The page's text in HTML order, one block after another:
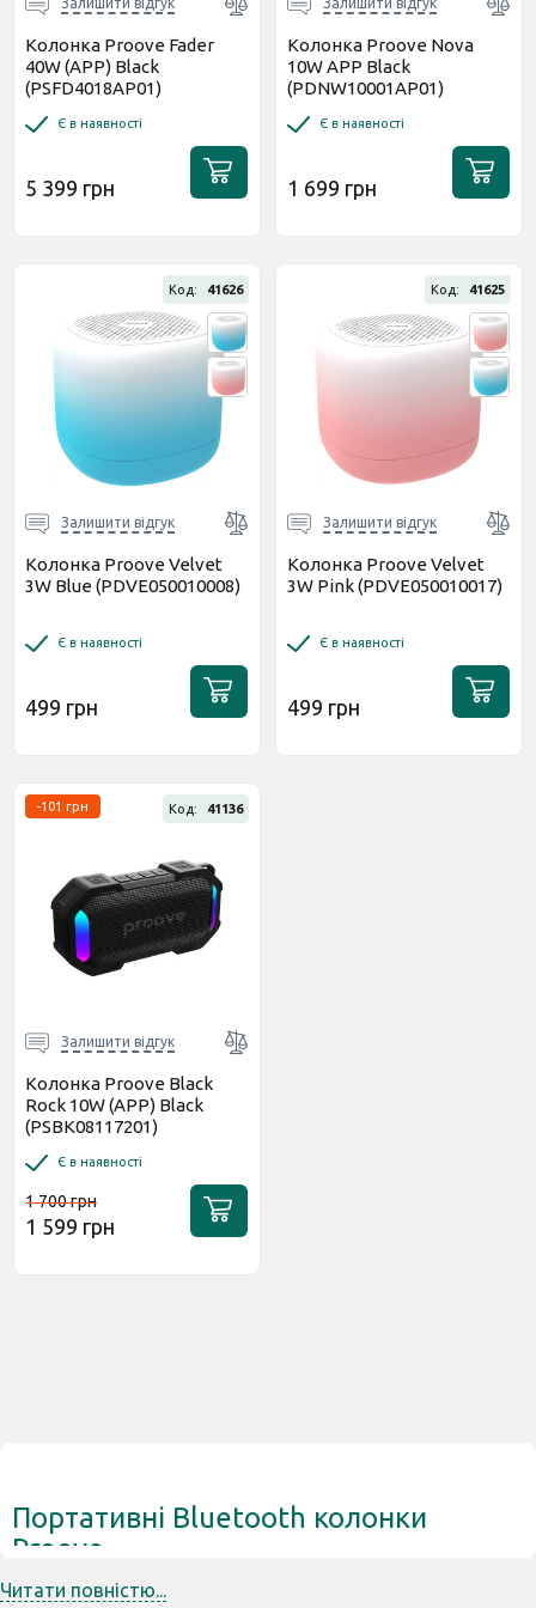
Колонка Proove Fader
40W (APP) Black
(PSFD4018AP01)
Є в наявності
5 399 грн
Колонка Proove Nova
10W APP Black
(PDNW10001AP01)
Є в наявності
1 699 грн
Код: 41626
Залишити відгук
Колонка Proove Velvet
3W Blue (PDVE050010008)
Є в наявності
499 грн
Код: 41625
Залишити відгук
Колонка Proove Velvet
3W Pink (PDVE050010017)
Є в наявності
499 грн
Код: 41136
-101 грн
Залишити відгук
Колонка Proove Black
Rock 10W (APP) Black
(PSBK08117201)
Є в наявності
1 700 грн
1 599 грн
Портативні Bluetooth колонки
Proove
Недорогі та потужні акустичні системи Proove —
Читати повністю...